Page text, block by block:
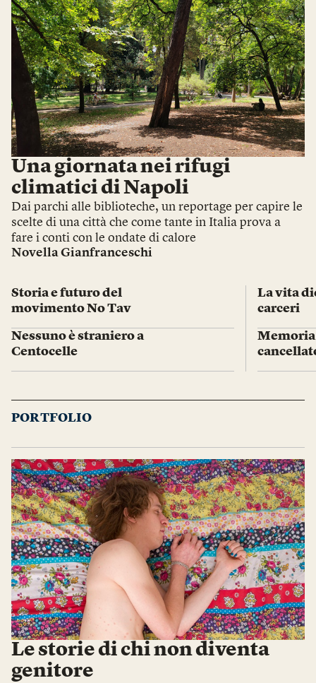
Una giornata nei rifugi
climatici di Napoli
Dai parchi alle biblioteche, un reportage per capire le
scelte di una città che come tante in Italia prova a
fare i conti con le ondate di calore
Novella Gianfranceschi
Storia e futuro del
movimento No Tav
Nessuno è straniero a
Centocelle
La vita
carceri
Memoria
PORTFOLIO
Le storie di chi non diventa
genitore